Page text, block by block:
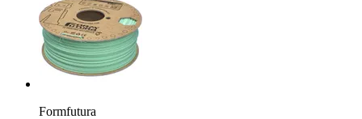
Formfutura